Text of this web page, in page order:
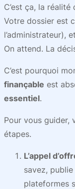
C’est ça, la réalité
Votre dossier est
l’administrateur),
On attend. La
C’est pourquoi
finançable est
essentiel.
Pour vous guider,
étapes.
L’appel
savez,
plateformes